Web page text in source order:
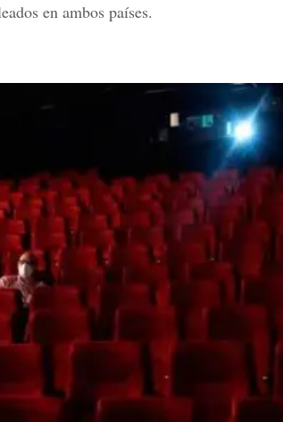
en ambos países.